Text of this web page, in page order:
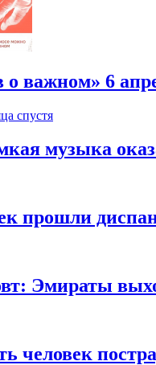
о важном» 6
спустя
музыка
прошли
Эмираты
человек